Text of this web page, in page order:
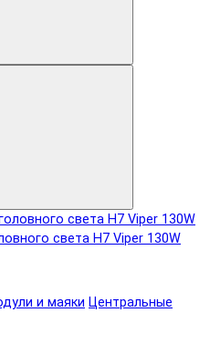
света H7 Viper 130W
и маяки Центральные